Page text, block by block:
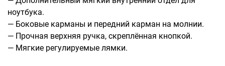
Распродажа
Сумки колесные
Сумки спортивные
ноутбука.
— Боковые карманы и передний карман на молнии.
— Прочная верхняя ручка, скреплённая кнопкой.
— Мягкие регулируемые лямки.